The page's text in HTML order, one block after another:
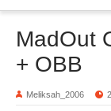
MadOut
+ OBB
Meliksah_2006